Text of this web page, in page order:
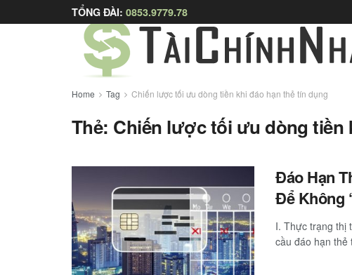
TỔNG ĐÀI: 0853.9779.78
Home Tag Chiến lược tối ưu dòng tiền khi đáo hạn thẻ tín dụng
Thẻ: Chiến lược tối ưu dòng tiền
Đáo Hạn
Để Không
I. Thực trạng thị
cầu đáo hạn thẻ